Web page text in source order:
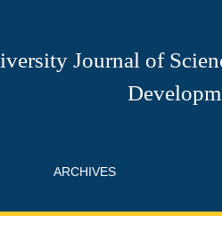
(Anoectochilus roxburghii (Wall.)
Journal of
ARCHIVES